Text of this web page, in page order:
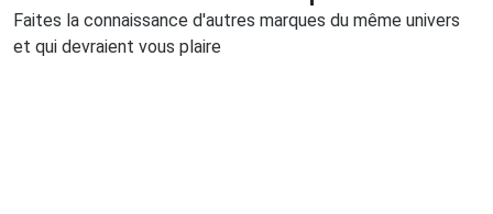
Faites la connaissance d'autres marques du même univers
et qui devraient vous plaire